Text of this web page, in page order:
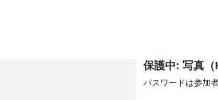
保護中: 写真（
パスワードは参加